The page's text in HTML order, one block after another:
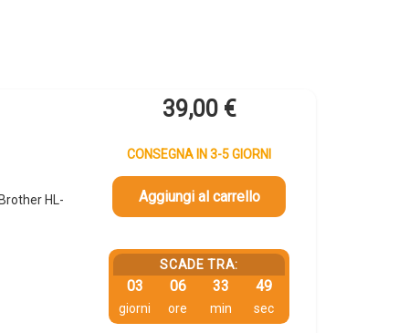
HL-
39,00 €
CONSEGNA IN 3-5 GIORNI
Aggiungi al carrello
SCADE TRA:
03
giorni
06
ore
33
min
48
sec